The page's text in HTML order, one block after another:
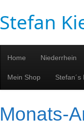
Stefan
Home Niederrhein
Mein Shop Stefan´s
Monats-